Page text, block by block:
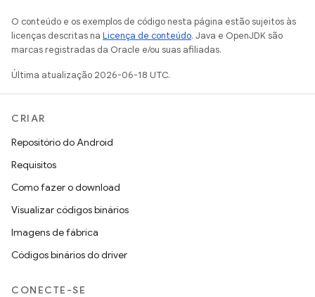
O conteúdo e os exemplos de código nesta página estão sujeitos às
licenças descritas na Licença de conteúdo. Java e OpenJDK são
marcas registradas da Oracle e/ou suas afiliadas.
Última atualização 2026-06-18 UTC.
CRIAR
Repositório do Android
Requisitos
Como fazer o download
Visualizar códigos binários
Imagens de fábrica
Códigos binários do driver
CONECTE-SE